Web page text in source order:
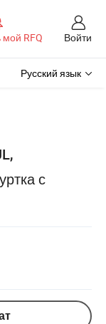
мой RFQ Войти
Русский язык
с